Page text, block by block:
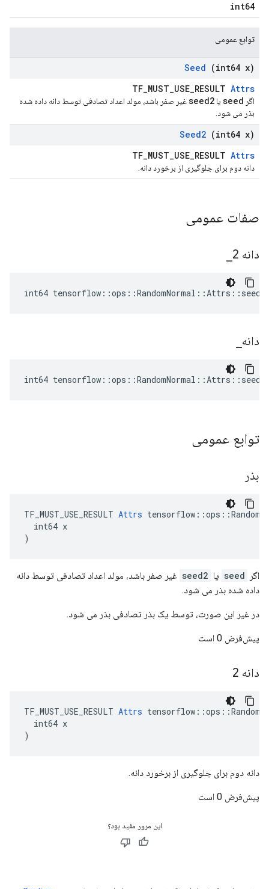
int64
توابع عمومی
Seed (int64 x)
TF_MUST_USE_RESULT Attrs
اگر seed یا seed2غیر صفر باشد، مولد اعداد تصادفی توسط دانه داده شده
بذر می شود.
Seed2 (int64 x)
TF_MUST_USE_RESULT Attrs
دانه دوم برای جلوگیری از برخورد دانه.
صفات عمومی
دانه 2
int64
دانه
int64 tensorflow::ops::RandomNormal::Attrs::seed_
توابع عمومی
بذر
TF_MUST_USE_RESULT Attrs
  int64 x
)
اگر seed یا seed2 غیر صفر باشد، مولد اعداد تصادفی توسط دانه
داده شده بذر می شود.
در غیر این صورت، توسط یک بذر تصادفی بذر می شود.
پیش‌فرض 0 است
دانه 2
TF_MUST_USE_RESULT Attrs
  int64 x
)
دانه دوم برای جلوگیری از برخورد دانه.
پیش‌فرض 0 است
این مرور مفید بود؟